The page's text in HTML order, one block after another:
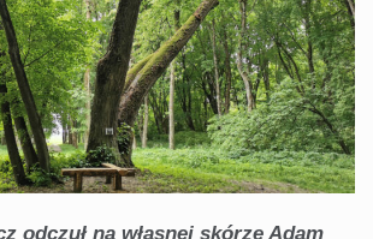
odczuł na własnej skórze Adam